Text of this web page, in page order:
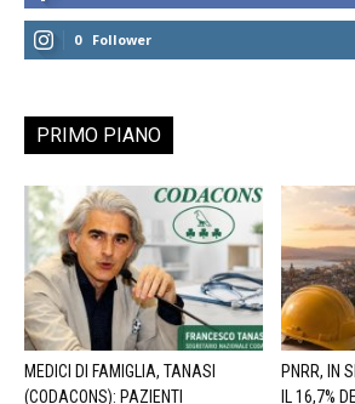
0 Follower
PRIMO PIANO
MEDICI DI FAMIGLIA, TANASI
(CODACONS): PAZIENTI
PNRR, IN
IL 16,7%